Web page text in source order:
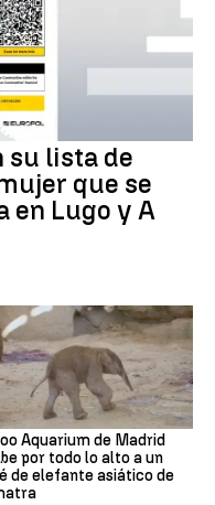
su lista de
que se
en Lugo y A
Aquarium de Madrid
por todo lo alto a un
de elefante asiático de